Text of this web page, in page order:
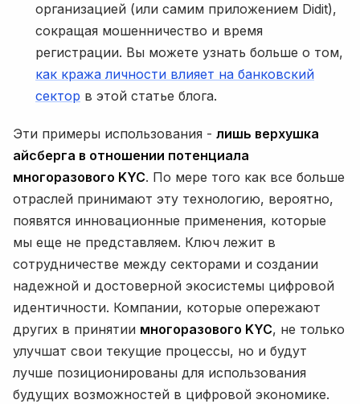
организацией (или самим приложением Didit),
сокращая мошенничество и время
регистрации. Вы можете узнать больше о том,
как кража личности влияет на банковский
сектор в этой статье блога.
Эти примеры использования - лишь верхушка
айсберга в отношении потенциала
многоразового KYC. По мере того как все больше
отраслей принимают эту технологию, вероятно,
появятся инновационные применения, которые
мы еще не представляем. Ключ лежит в
сотрудничестве между секторами и создании
надежной и достоверной экосистемы цифровой
идентичности. Компании, которые опережают
других в принятии многоразового KYC, не только
улучшат свои текущие процессы, но и будут
лучше позиционированы для использования
будущих возможностей в цифровой экономике.